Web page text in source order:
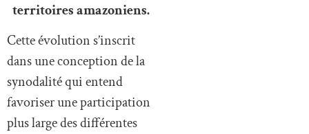
territoires amazoniens.
Cette évolution s’inscrit
dans une conception de la
synodalité qui entend
favoriser une participation
plus large des différentes